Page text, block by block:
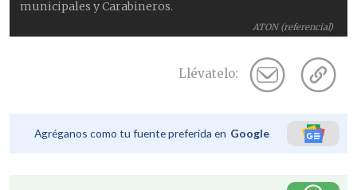
ATON (referencial)
municipales y Carabineros.
Llévatelo:
Agréganos como tu fuente preferida en Google